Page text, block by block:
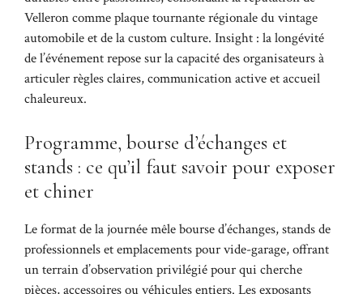
Velleron comme plaque tournante régionale du vintage
automobile et de la custom culture. Insight : la longévité
de l’événement repose sur la capacité des organisateurs à
articuler règles claires, communication active et accueil
chaleureux.
Programme, bourse d’échanges et
stands : ce qu’il faut savoir pour exposer
et chiner
Le format de la journée mêle bourse d’échanges, stands de
professionnels et emplacements pour vide-garage, offrant
un terrain d’observation privilégié pour qui cherche
pièces, accessoires ou véhicules entiers. Les exposants